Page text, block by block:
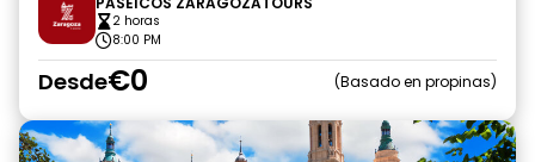
2 horas
8:00 PM
Desde€0 Basado en propinas